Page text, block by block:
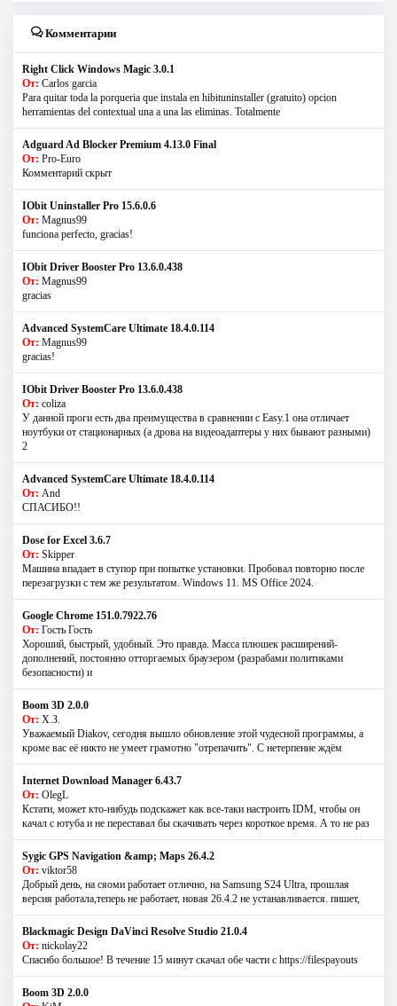
Комментарии
Right Click Windows Magic 3.0.1
От: Carlos garcia
Para quitar toda la porqueria que instala en hibituninstaller (gratuito) opcion
herramientas del contextual una a una las eliminas. Totalmente
Adguard Ad Blocker Premium 4.13.0 Final
От: Pro-Euro
Комментарий скрыт
IObit Uninstaller Pro 15.6.0.6
От: Magnus99
funciona perfecto, gracias!
IObit Driver Booster Pro 13.6.0.438
От: Magnus99
gracias
Advanced SystemCare Ultimate 18.4.0.114
От: Magnus99
gracias!
IObit Driver Booster Pro 13.6.0.438
От: coliza
У данной проги есть два преимущества в сравнении с Easy.1 она отличает
ноутбуки от стационарных (а дрова на видеоадаптеры у них бывают разными)
2
Advanced SystemCare Ultimate 18.4.0.114
От: And
СПАСИБО!!
Dose for Excel 3.6.7
От: Skipper
Машина впадает в ступор при попытке установки. Пробовал повторно после
перезагрузки с тем же результатом. Windows 11. MS Offiсe 2024.
Google Chrome 151.0.7922.76
От: Гость Гость
Хороший, быстрый, удобный. Это правда. Масса плюшек расширений-
дополнений, постоянно отторгаемых браузером (разрабами политиками
безопасности) и
Boom 3D 2.0.0
От: Х.З.
Уважаемый Diakov, сегодня вышло обновление этой чудесной программы, а
кроме вас её никто не умеет грамотно "отрепачить". С нетерпение ждём
Internet Download Manager 6.43.7
От: OlegL
Кстати, может кто-нибудь подскажет как все-таки настроить IDM, чтобы он
качал с ютуба и не переставал бы скачивать через короткое время. А то не раз
Sygic GPS Navigation &amp; Maps 26.4.2
От: viktor58
Добрый день, на сяоми работает отлично, на Samsung S24 Ultra, прошлая
версия работала,теперь не работает, новая 26.4.2 не устанавливается. пишет,
Blackmagic Design DaVinci Resolve Studio 21.0.4
От: nickolay22
Спасибо большое! В течение 15 минут скачал обе части с https://filespayouts
Boom 3D 2.0.0